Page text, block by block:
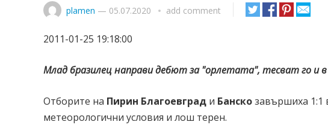
plamen — 05.07.2020 add comment
2011-01-25 19:18:00
Млад бразилец направи дебют за "орлетата", тесват го и
Отборите на Пирин Благоевград и Банскозавършиха 1:1
метеорологични условия и лош терен.